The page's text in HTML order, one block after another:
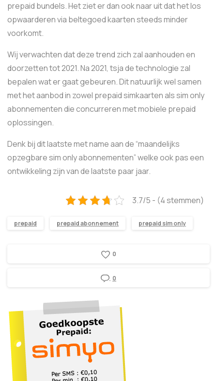
prepaid bundels. Het ziet er dan ook naar uit dat het los
opwaarderen via beltegoed kaarten steeds minder
voorkomt.
Wij verwachten dat deze trend zich zal aanhouden en
doorzetten tot 2021. Na 2021, tsja de technologie zal
bepalen wat er gaat gebeuren. Dit natuurlijk wel samen
met het aanbod in zowel prepaid simkaarten als sim only
abonnementen die concurreren met mobiele prepaid
oplossingen.
Denk bij dit laatste met name aan de “maandelijks
opzegbare sim only abonnementen” welke ook pas een
ontwikkeling zijn van de laatste paar jaar.
3.7/5 - (4 stemmen)
prepaid prepaid abonnement prepaid sim only
0
0